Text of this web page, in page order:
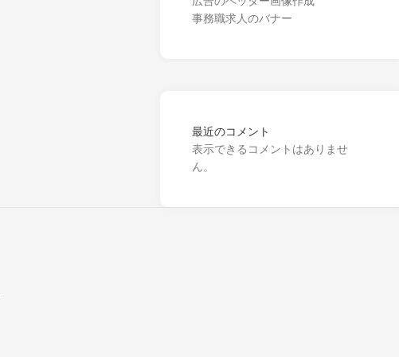
事務職求人のバナー
最近のコメント
表示できるコメントはありませ
ん。